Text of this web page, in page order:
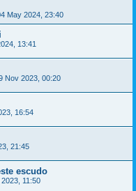
May 2024, 23:40
13:41
Nov 2023, 00:20
16:54
21:45
escudo
11:50